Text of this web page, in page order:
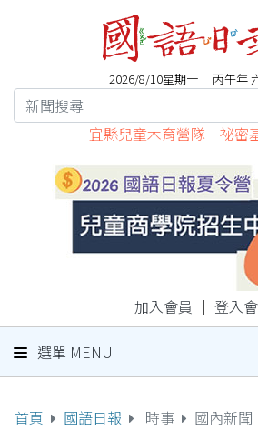
2026/8/10星期一 丙午年
宜縣兒童木育營隊 祕密
加入會員 ｜ 登入
選單 MENU
首頁 國語日報 時事 國內新聞